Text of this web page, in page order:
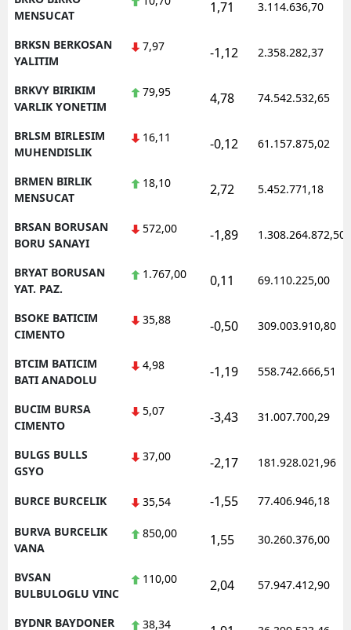
MENSUCAT
1,71 3.114.636,70
BRKSN BERKOSAN
YALITIM
7,97 -1,12 2.358.282,37
BRKVY BIRIKIM
VARLIK YONETIM
79,95 4,78 74.542.532,65
BRLSM BIRLESIM
MUHENDISLIK
16,11 -0,12 61.157.875,02
BRMEN BIRLIK
MENSUCAT
18,10 2,72 5.452.771,18
BRSAN BORUSAN
BORU SANAYI
572,00 -1,89 1.308.264.872,50
BRYAT BORUSAN
YAT. PAZ.
1.767,00 0,11 69.110.225,00
BSOKE BATICIM
CIMENTO
35,88 -0,50 309.003.910,80
BTCIM BATICIM
BATI ANADOLU
4,98 -1,19 558.742.666,51
BUCIM BURSA
CIMENTO
5,07 -3,43 31.007.700,29
BULGS BULLS
GSYO
37,00 -2,17 181.928.021,96
BURCE BURCELIK 35,54 -1,55 77.406.946,18
BURVA BURCELIK
VANA
850,00 1,55 30.260.376,00
BVSAN
BULBULOGLU VINC
110,00 2,04 57.947.412,90
BYDNR BAYDONER
38,34